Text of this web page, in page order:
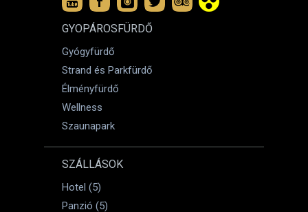
GYOPÁROSFÜRDŐ
Gyógyfürdő
Strand és Parkfürdő
Élményfürdő
Wellness
Szaunapark
SZÁLLÁSOK
Hotel (5)
Panzió (5)